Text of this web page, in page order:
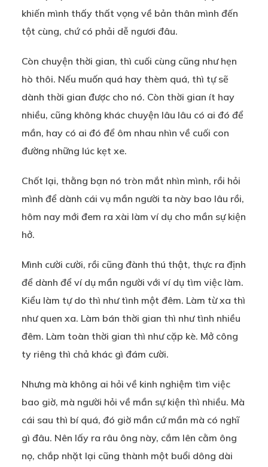
khiến mình thấy thất vọng về bản thân mình đến
tột cùng, chứ có phải dễ ngươi đâu.
Còn chuyện thời gian, thì cuối cùng cũng như hẹn
hò thôi. Nếu muốn quá hay thèm quá, thì tự sẽ
dành thời gian được cho nó. Còn thời gian ít hay
nhiều, cũng không khác chuyện lâu lâu có ai đó để
mần, hay có ai đó để ôm nhau nhìn về cuối con
đường những lúc kẹt xe.
Chốt lại, thằng bạn nó tròn mắt nhìn mình, rồi hỏi
mình để dành cái vụ mần người ta này bao lâu rồi,
hôm nay mới đem ra xài làm ví dụ cho mần sự kiện
hở.
Mình cười cười, rồi cũng đành thú thật, thực ra định
để dành để ví dụ mần người với ví dụ tìm việc làm.
Kiểu làm tự do thì như tình một đêm. Làm từ xa thì
như quen xa. Làm bán thời gian thì như tình nhiều
đêm. Làm toàn thời gian thì như cặp kè. Mở công
ty riêng thì chả khác gì đám cười.
Nhưng mà không ai hỏi về kinh nghiệm tìm việc
bao giờ, mà người hỏi về mần sự kiện thì nhiều. Mà
cái sau thì bí quá, đó giờ mần cứ mần mà có nghĩ
gì đâu. Nên lấy ra râu ông này, cắm lên cằm ông
nọ, chắp nhặt lại cũng thành một buổi dông dài